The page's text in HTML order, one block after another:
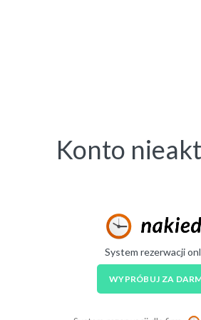
Konto
System rezerwacji
WYPRÓBUJ ZA